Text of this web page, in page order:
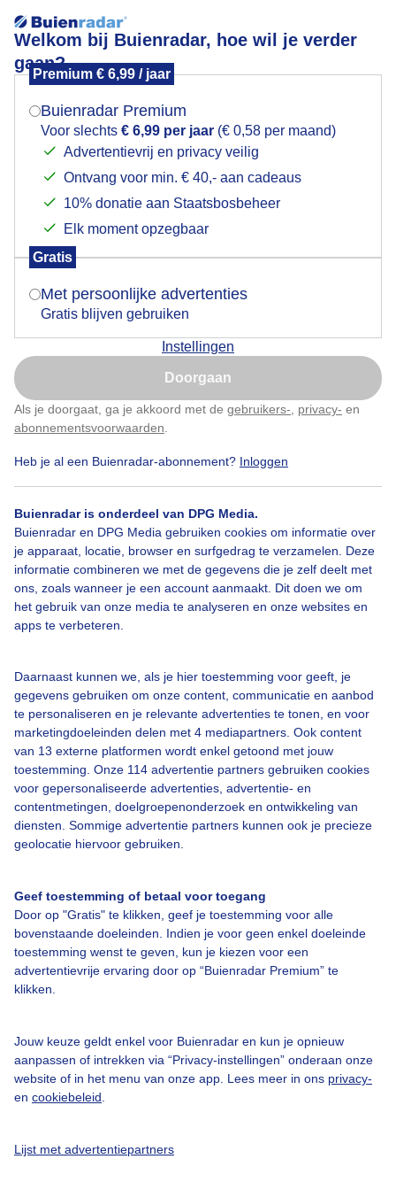
Welkom bij Buienradar, hoe wil je verder
gaan?
Premium € 6,99 / jaar
Buienradar Premium
Voor slechts € 6,99 per jaar (€ 0,58 per maand)
Advertentievrij en privacy veilig
Ontvang voor min. € 40,- aan cadeaus
10% donatie aan Staatsbosbeheer
Elk moment opzegbaar
Gratis
Met persoonlijke advertenties
Gratis blijven gebruiken
Instellingen
Doorgaan
Als je doorgaat, ga je akkoord met de gebruikers- privacy- en
abonnementsvoorwaarden
Heb je al een Buienradar-abonnement? Inloggen
Buienradar is onderdeel van DPG Media.
Buienradar en DPG Media gebruiken cookies om informatie over
je apparaat, locatie, browser en surfgedrag te verzamelen. Deze
informatie combineren we met de gegevens die je zelf deelt met
ons, zoals wanneer je een account aanmaakt. Dit doen we om
het gebruik van onze media te analyseren en onze websites en
apps te verbeteren.
Daarnaast kunnen we, als je hier toestemming voor geeft, je
gegevens gebruiken om onze content, communicatie en aanbod
te personaliseren en je relevante advertenties te tonen, en voor
marketingdoeleinden delen met 4 mediapartners. Ook content
van 13 externe platformen wordt enkel getoond met jouw
toestemming. Onze 114 advertentie partners gebruiken cookies
voor gepersonaliseerde advertenties, advertentie- en
contentmetingen, doelgroepenonderzoek en ontwikkeling van
diensten. Sommige advertentie partners kunnen ook je precieze
geolocatie hiervoor gebruiken.
Geef toestemming of betaal voor toegang
Door op "Gratis" te klikken, geef je toestemming voor alle
bovenstaande doeleinden. Indien je voor geen enkel doeleinde
toestemming wenst te geven, kun je kiezen voor een
advertentievrije ervaring door op “Buienradar Premium” te
klikken.
Jouw keuze geldt enkel voor Buienradar en kun je opnieuw
aanpassen of intrekken via “Privacy-instellingen” onderaan onze
website of in het menu van onze app. Lees meer in ons privacy-
en cookiebeleid
Lijst met advertentiepartners
Kleur in de grijs bewolktelucht!
Door: Nely V Frankenhuijzen Gemaakt: 11-10-2025, 48x bekeken
Herfst
Bekijk slideshow
Over Buienradar
Bedrijfsgegevens
Contact
Toegankelijkheid
Gebruikersvoorwaarden
Adverteren
Privacy beleid
Cookie beleid
Mogen we je locatie gebruiken voor het
Indien je hier nog geen akkoord op hebt gegeven,
verschijnt er zo een pop-up uit je browser waarin
Is goed, toon de popup
Nu niet, misschien later
Klik hierom dit aan te passen